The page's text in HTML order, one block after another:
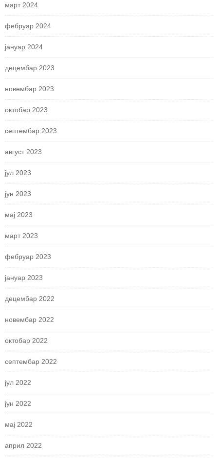
март 2024
фебруар 2024
јануар 2024
децембар 2023
новембар 2023
октобар 2023
септембар 2023
август 2023
јул 2023
јун 2023
мај 2023
март 2023
фебруар 2023
јануар 2023
децембар 2022
новембар 2022
октобар 2022
септембар 2022
јул 2022
јун 2022
мај 2022
април 2022